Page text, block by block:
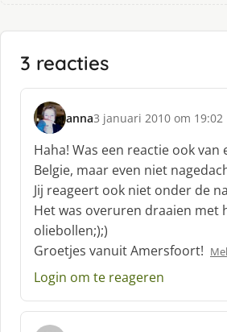
3 reacties
anna
s
c
h
r
e
e
f
:
3 januari 2010 om 19:02
Haha! Was een reactie ook van
Belgie, maar even niet
Jij reageert ook niet onder de
Het was overuren draaien met
oliebollen;);)
Groetjes vanuit Amersfoort!
Login om te reageren